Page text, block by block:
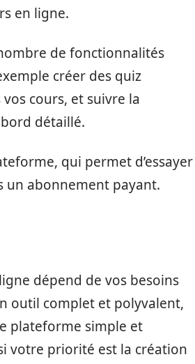
en ligne.
de fonctionnalités
créer des quiz
cours, et suivre la
détaillé.
qui permet d’essayer
un abonnement payant.
dépend de vos besoins
outil complet et polyvalent,
plateforme simple et
votre priorité est la création